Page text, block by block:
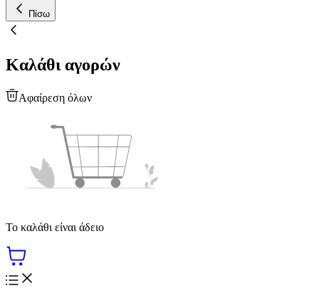
Πίσω
Καλάθι αγορών
Αφαίρεση όλων
Το καλάθι είναι άδειο